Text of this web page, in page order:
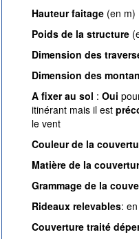
Hauteur faitage (en m)
Poids de la structure
Dimension des
Dimension des
A fixer au sol :Oui
itinérant mais il est
le vent
Couleur de la
Matière de la
Grammage de la
Rideaux relevables:
Couverture traité